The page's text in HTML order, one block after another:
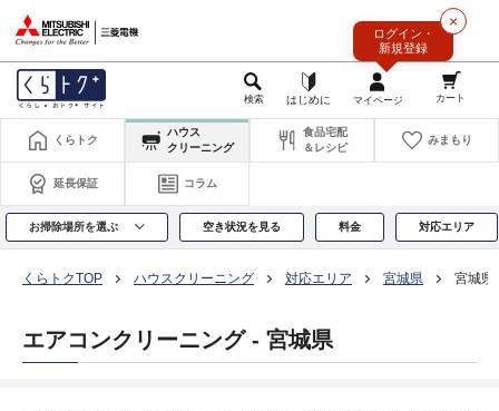
×
ログイン・
新規登録
くらトク
ハウス
クリーニング
食品宅配
＆レシピ
みまもり
延長保証 コラム
お掃除場所を選ぶ 空き状況を見る 料金 対応エリア
くらトクTOP ハウスクリーニング 対応エリア 宮城県 宮城県
エアコンクリーニング - 宮城県